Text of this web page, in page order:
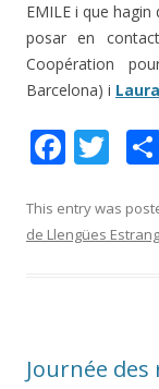
EMILE i que hagin
posar en
Coopération
Barcelona) i
F
e
b
k
T
itt
er
This entry was
de Llengües
Journée